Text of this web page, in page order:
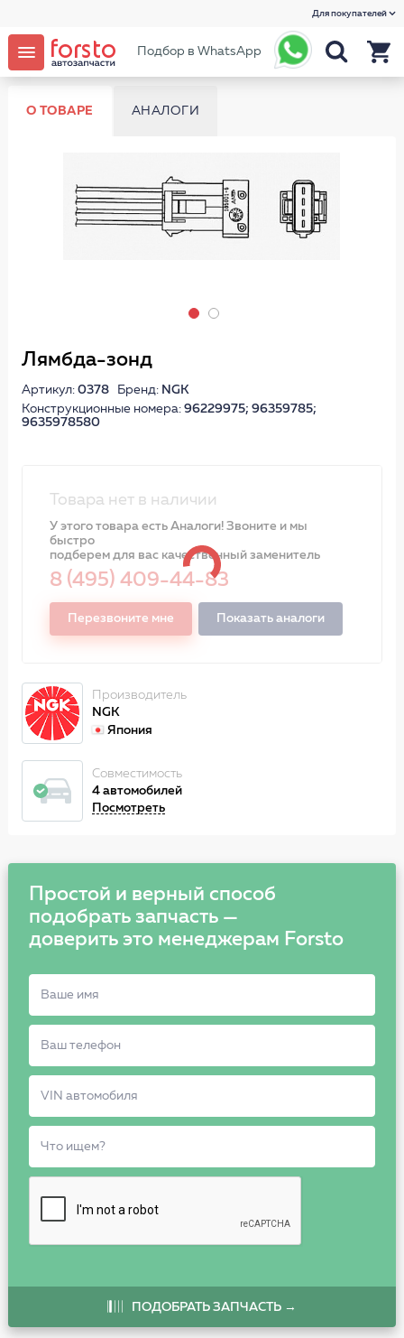
Для покупателей
Подбор в WhatsApp
О ТОВАРЕ АНАЛОГИ
Лямбда-зонд
Артикул: 0378Бренд: NGK
Конструкционные номера: 96229975; 96359785;
9635978580
Товара нет в наличии
У этого товара есть Аналоги! Звоните и мы
быстро
подберем для вас качественный заменитель
8 (495) 409-44-83
Перезвоните мне Показать аналоги
Производитель
NGK
Япония
Совместимость
4 автомобилей
Посмотреть
Простой и верный способ
подобрать запчасть —
доверить это менеджерам Forsto
ПОДОБРАТЬ ЗАПЧАСТЬ →